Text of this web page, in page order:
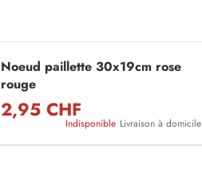
Noeud paillette 30x19cm rose
rouge
2,95 CHF
Indisponible Livraison à domicile